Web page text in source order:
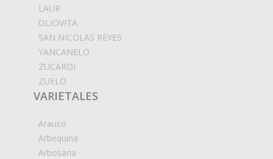
LAUR
OLIOVITA
SAN NICOLAS REYES
YANCANELO
ZUCARDI
ZUELO
VARIETALES
Arauco
Arbequina
Arbosana